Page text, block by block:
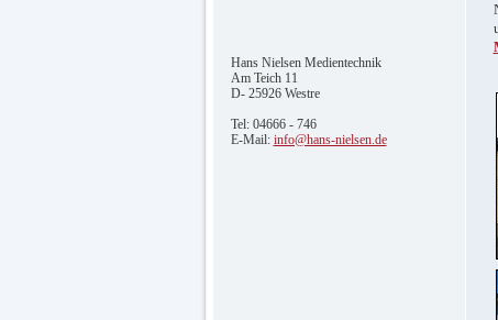
Hans Nielsen Medientechnik
Am Teich 11
D- 25926 Westre
Tel: 04666 - 746
E-Mail: info@hans-nielsen.de